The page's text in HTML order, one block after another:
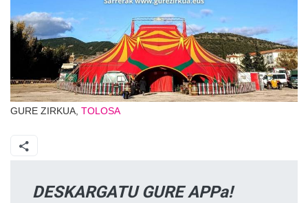
GURE ZIRKUA, TOLOSA
DESKARGATU GURE APPa!